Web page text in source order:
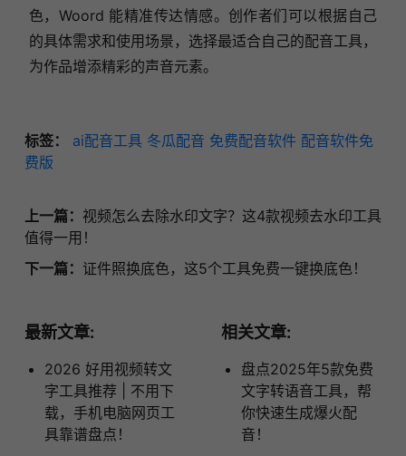
色，Woord 能精准传达情感。创作者们可以根据自己
的具体需求和使用场景，选择最适合自己的配音工具，
为作品增添精彩的声音元素。
标签： ai配音工具 冬瓜配音 免费配音软件 配音软件免
费版
上一篇： 视频怎么去除水印文字？这4款视频去水印工具
值得一用！
下一篇： 证件照换底色，这5个工具免费一键换底色！
最新文章:
2026 好用视频转文
字工具推荐 | 不用下
载，手机电脑网页工
具靠谱盘点！
相关文章:
盘点2025年5款免费
文字转语音工具，帮
你快速生成爆火配
音！